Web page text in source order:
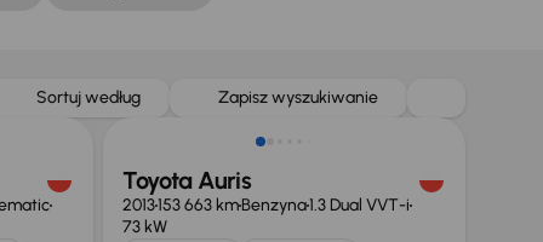
Sortuj według Zapisz wyszukiwanie
Taniej o 500 zł
Toyota Auris
2013153 663 kmBenzyna1.3 Dual VVT-i
73 kW